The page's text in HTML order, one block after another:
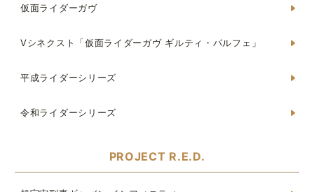
仮面ライダーガヴ
Vシネクスト「仮面ライダーガヴ ギルティ・パルフェ」
平成ライダーシリーズ
令和ライダーシリーズ
PROJECT R.E.D.